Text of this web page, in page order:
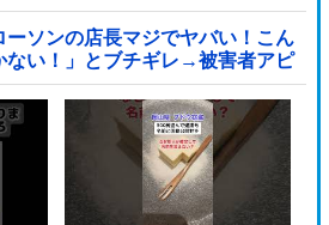
ーソンの店長マジでヤバい！こん
ない！」とブチギレ→被害者アピ
だよ」とツッコミ殺到ｗｗｗｗ